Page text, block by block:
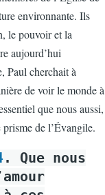
environnante. Ils
le pouvoir et la
aujourd’hui
Paul cherchait à
de voir le monde à
que nous aussi,
de l’Évangile.
. Que nous